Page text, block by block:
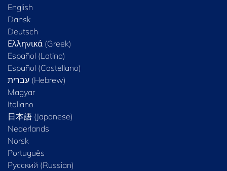
English
Dansk
Deutsch
Ελληνικά (Greek)
Español (Latino)
Español (Castellano)
Magyar
Italiano
日本語 (Japanese)
Nederlands
Norsk
Português
Русский (Russian)